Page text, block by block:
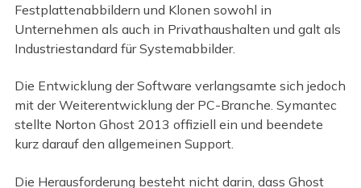
Festplattenabbildern und Klonen sowohl in
Unternehmen als auch in Privathaushalten und galt als
Industriestandard für Systemabbilder.
Die Entwicklung der Software verlangsamte sich jedoch
mit der Weiterentwicklung der PC-Branche. Symantec
stellte Norton Ghost 2013 offiziell ein und beendete
kurz darauf den allgemeinen Support.
Die Herausforderung besteht nicht darin, dass Ghost